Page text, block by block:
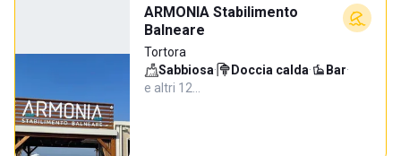
ARMONIA Stabilimento
Balneare
Tortora
Sabbiosa· Doccia calda· Bar·
e altri 12…